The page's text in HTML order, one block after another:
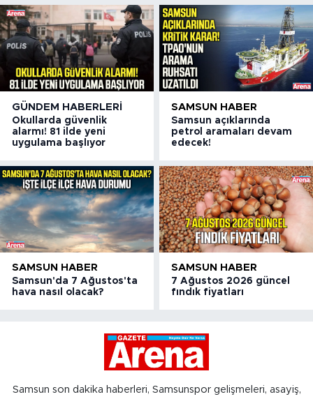
GÜNDEM HABERLERI
Okullarda güvenlik
alarmı! 81 ilde yeni
uygulama başlıyor
SAMSUN HABER
Samsun açıklarında
petrol aramaları devam
edecek!
SAMSUN HABER
Samsun'da 7 Ağustos'ta
hava nasıl olacak?
SAMSUN HABER
7 Ağustos 2026 güncel
fındık fiyatları
Samsun son dakika haberleri, Samsunspor gelişmeleri, asayiş,